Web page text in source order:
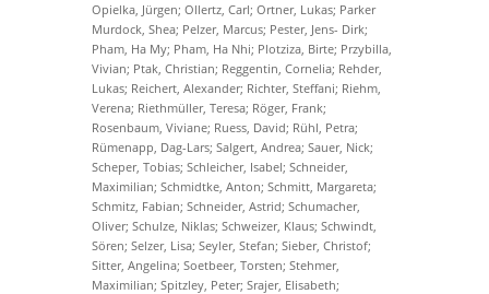
Opielka, Jürgen; Ollertz, Carl; Ortner, Lukas; Parker
Murdock, Shea; Pelzer, Marcus; Pester, Jens- Dirk;
Pham, Ha My; Pham, Ha Nhi; Plotziza, Birte; Przybilla,
Vivian; Ptak, Christian; Reggentin, Cornelia; Rehder,
Lukas; Reichert, Alexander; Richter, Steffani; Riehm,
Verena; Riethmüller, Teresa; Röger, Frank;
Rosenbaum, Viviane; Ruess, David; Rühl, Petra;
Rümenapp, Dag-Lars; Salgert, Andrea; Sauer, Nick;
Scheper, Tobias; Schleicher, Isabel; Schneider,
Maximilian; Schmidtke, Anton; Schmitt, Margareta;
Schmitz, Fabian; Schneider, Astrid; Schumacher,
Oliver; Schulze, Niklas; Schweizer, Klaus; Schwindt,
Sören; Selzer, Lisa; Seyler, Stefan; Sieber, Christof;
Sitter, Angelina; Soetbeer, Torsten; Stehmer,
Maximilian; Spitzley, Peter; Srajer, Elisabeth;